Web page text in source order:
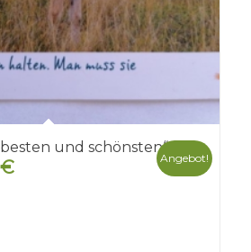
und schönsten“
€Aktueller
Angebot!